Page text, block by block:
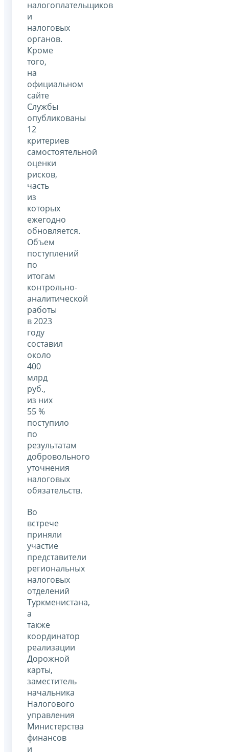
налогоплательщиков
и
налоговых
органов.
Кроме
того,
на
официальном
сайте
Службы
опубликованы
12
критериев
самостоятельной
оценки
рисков,
часть
из
которых
ежегодно
обновляется.
Объем
поступлений
по
итогам
контрольно-
аналитической
работы
в 2023
году
составил
около
400
млрд
руб.,
из них
55 %
поступило
по
результатам
добровольного
уточнения
налоговых
обязательств.
Во
встрече
приняли
участие
представители
региональных
налоговых
отделений
Туркменистана,
а
также
координатор
реализации
Дорожной
карты,
заместитель
начальника
Налогового
управления
Министерства
финансов
и